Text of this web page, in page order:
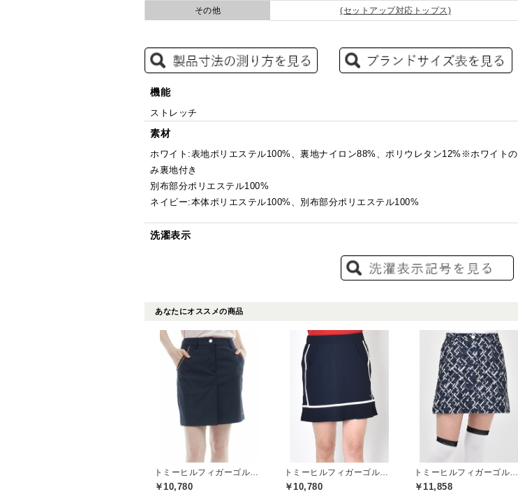
その他 (セットアップ対応トップス)
機能
ストレッチ
素材
ホワイト:表地ポリエステル100%、裏地ナイロン88%、ポリウレタン12%※ホワイトの
み裏地付き
別布部分ポリエステル100%
ネイビー:本体ポリエステル100%、別布部分ポリエステル100%
洗濯表示
あなたにオススメの商品
￥10,780 ￥10,780 ￥11,858